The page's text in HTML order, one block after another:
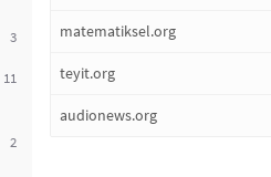
3
11
2
matematiksel.org
teyit.org
audionews.org